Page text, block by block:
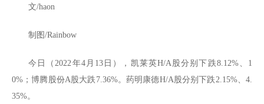
文/haon
制图/Rainbow
今日（2022年4月13日），凯莱英H/A股分别下跌8.12%、1
0%；博腾股份A股大跌7.36%。药明康德H/A股分别下跌2.15%、4.
35%。